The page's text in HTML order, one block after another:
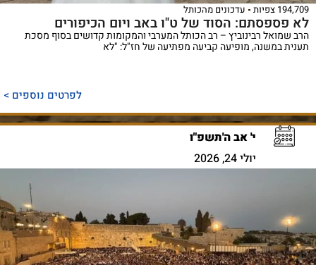
194,709 צפיות עדכונים מהכותל
לא פספסתם: הסוד של ט"ו באב ויום הכיפורים
הרב שמואל רבינוביץ – רב הכותל המערבי והמקומות קדושים בסוף מסכת
תענית במשנה, מופיעה קביעה מפתיעה של חז"ל: "לא
לפרטים נוספים >
י' אב ה'תשפ"ו
יולי 24, 2026